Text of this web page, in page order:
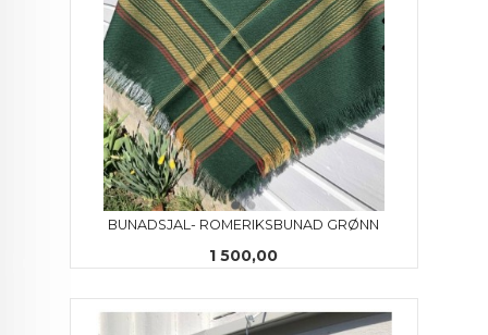
BUNADSJAL- ROMERIKSBUNAD GRØNN
Pris
1 500,00